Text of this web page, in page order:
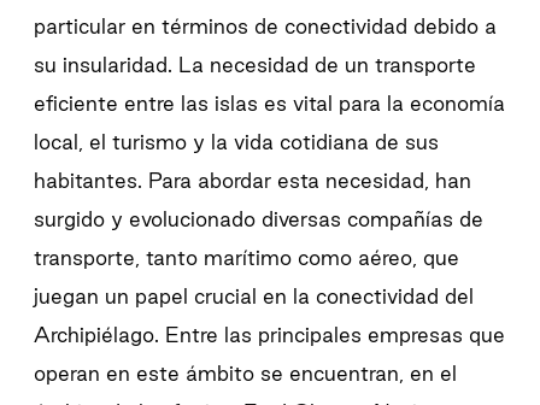
particular en términos de conectividad debido a
su insularidad. La necesidad de un transporte
eficiente entre las islas es vital para la economía
local, el turismo y la vida cotidiana de sus
habitantes. Para abordar esta necesidad, han
surgido y evolucionado diversas compañías de
transporte, tanto marítimo como aéreo, que
juegan un papel crucial en la conectividad del
Archipiélago. Entre las principales empresas que
operan en este ámbito se encuentran, en el